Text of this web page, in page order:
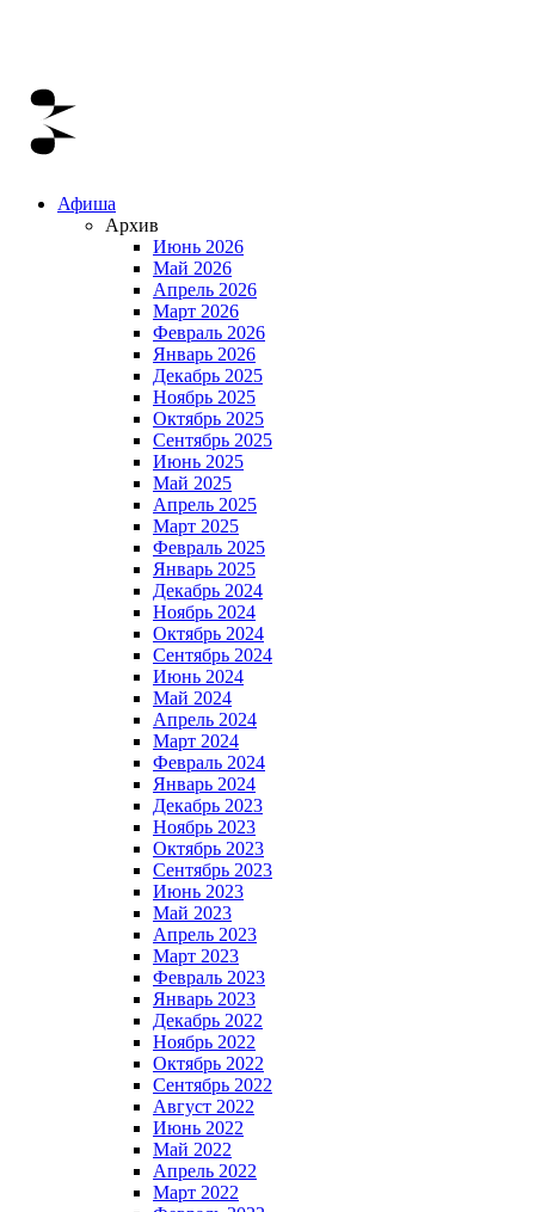
Афиша
Архив
Июнь 2026
Май 2026
Апрель 2026
Март 2026
Февраль 2026
Январь 2026
Декабрь 2025
Ноябрь 2025
Октябрь 2025
Сентябрь 2025
Июнь 2025
Май 2025
Апрель 2025
Март 2025
Февраль 2025
Январь 2025
Декабрь 2024
Ноябрь 2024
Октябрь 2024
Сентябрь 2024
Июнь 2024
Май 2024
Апрель 2024
Март 2024
Февраль 2024
Январь 2024
Декабрь 2023
Ноябрь 2023
Октябрь 2023
Сентябрь 2023
Июнь 2023
Май 2023
Апрель 2023
Март 2023
Февраль 2023
Январь 2023
Декабрь 2022
Ноябрь 2022
Октябрь 2022
Сентябрь 2022
Август 2022
Июнь 2022
Май 2022
Апрель 2022
Март 2022